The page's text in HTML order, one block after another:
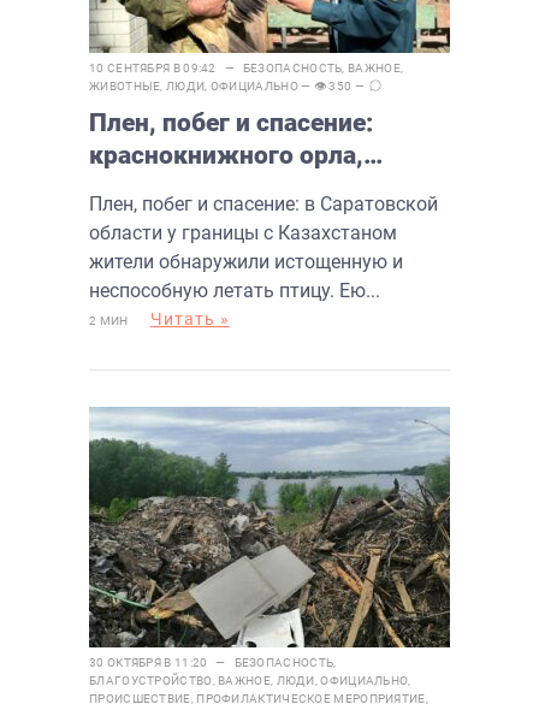
10 СЕНТЯБРЯ В 09:42 — БЕЗОПАСНОСТЬ ВАЖНОЕ,
ЖИВОТНЫЕ ЛЮДИ ОФИЦИАЛЬНО— 👁 350 —
Плен, побег и спасение:
краснокнижного орла,
Плен, побег и спасение: в Саратовской
области у границы с Казахстаном
жители обнаружили истощенную и
неспособную летать птицу. Ею...
2 МИН Читать »
30 ОКТЯБРЯ В 11:20 — БЕЗОПАСНОСТЬ
БЛАГОУСТРОЙСТВО ВАЖНОЕ, ЛЮДИ ,ОФИЦИАЛЬНО
ПРОИСШЕСТВИЕ ПРОФИЛАКТИЧЕСКОЕ МЕРОПРИЯТИЕ